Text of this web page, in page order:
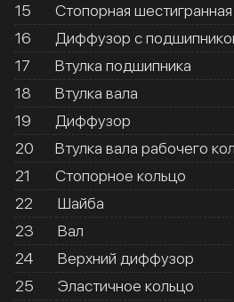
15
Стопорная шестигранная
16
Диффузор с
17
Втулка подшипника
18
Втулка вала
19
Диффузор
20
Втулка вала рабочего
21
Стопорное кольцо
22
Шайба
23
Вал
24
Верхний диффузор
25
Эластичное кольцо